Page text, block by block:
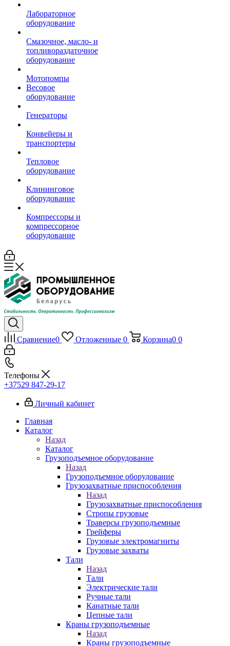
Лабораторное
оборудование
Смазочное, масло- и
топливораздаточное
оборудование
Мотопомпы
Весовое
оборудование
Генераторы
Конвейеры и
транспортеры
Тепловое
оборудование
Клининговое
оборудование
Компрессоры и
компрессорное
оборудование
Сравнение0 Отложенные 0 Корзина0 0
Телефоны
+37529 847-29-17‬
Личный кабинет
Главная
Каталог
Назад
Каталог
Грузоподъемное оборудование
Назад
Грузоподъемное оборудование
Грузозахватные приспособления
Назад
Грузозахватные приспособления
Стропы грузовые
Траверсы грузоподъемные
Грейферы
Грузовые электромагниты
Грузовые захваты
Тали
Назад
Тали
Электрические тали
Ручные тали
Канатные тали
Цепные тали
Краны грузоподъемные
Назад
Краны грузоподъемные